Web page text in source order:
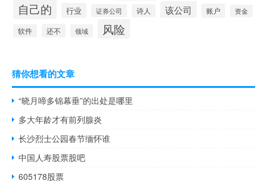
自己的 行业 证券公司 诗人 该公司 账户 资金
软件 还不 领域 风险
猜你想看的文章
“晓月啼多锦幕垂”的出处是哪里
多大年龄才有前列腺炎
长沙烈士公园春节缅怀谁
中国人寿股票股吧
605178股票